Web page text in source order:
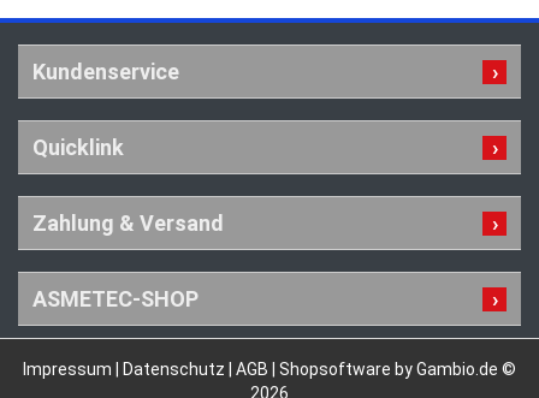
Kundenservice
Quicklink
Zahlung & Versand
ASMETEC-SHOP
Impressum Datenschutz AGB
Shopsoftware by Gambio.de ©
2026